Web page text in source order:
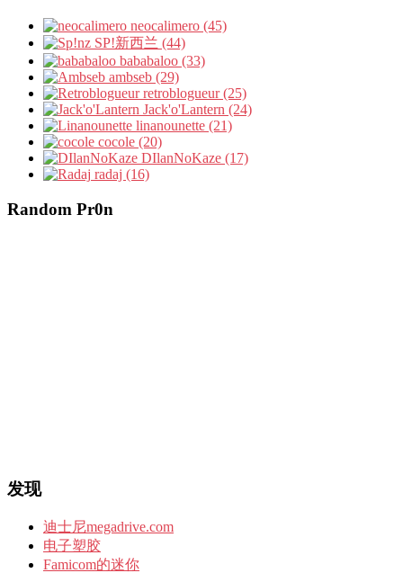
neocalimero (45)
SP!新西兰 (44)
bababaloo (33)
ambseb (29)
retroblogueur (25)
Jack'o'Lantern (24)
linanounette (21)
cocole (20)
DIlanNoKaze (17)
radaj (16)
Random Pr0n
发现
迪士尼megadrive.com
电子塑胶
Famicom的迷你